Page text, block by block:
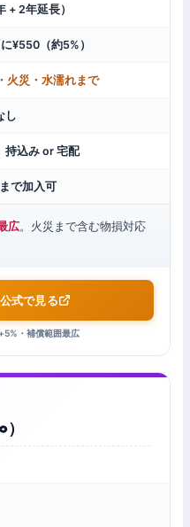
+ 2年延長）
¥550（約5%）
火災・水濡れまで
し
持込み or 宅配
で加入可
広。火災まで含む物損対応
式で見る
・補償範囲最広